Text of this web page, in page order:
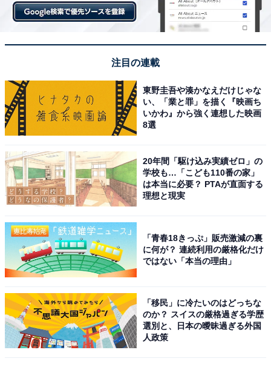
注目の連載
東野圭吾や湊かなえだけじゃな
い、「業と罪」を描く『映画ち
いかわ』から強く連想した映画
8選
20年間「駆け込み実績ゼロ」の
学校も…「こども110番の家」
は本当に必要？ PTAが直面する
理想と現実
「青春18きっぷ」販売激減の裏
に何が？ 連続利用の厳格化だけ
ではない「本当の理由」
「移民」に冷たいのはどっちな
のか？ スイスの厳格過ぎる学歴
選別と、日本の曖昧過ぎる外国
人政策